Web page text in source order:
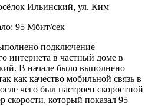
Ильинский, ул. Ким
95 Мбит/сек
подключение
интернета в частный доме в
В начале было выполнено
как качество мобильной связь в
чего был настроен скоростной
скорости, который показал 95